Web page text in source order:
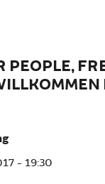
PEOPLE,
- 19:30